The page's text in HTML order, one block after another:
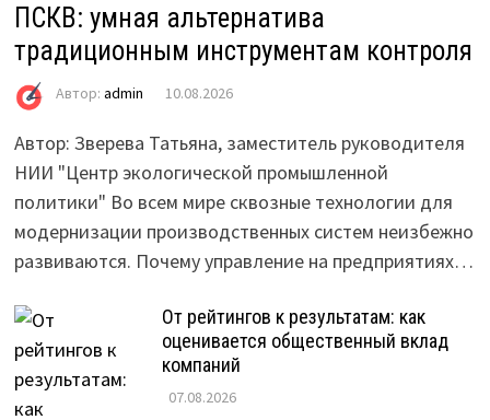
ПСКВ: умная альтернатива
традиционным инструментам контроля
Автор: admin 10.08.2026
Автор: Зверева Татьяна, заместитель руководителя
НИИ "Центр экологической промышленной
политики" Во всем мире сквозные технологии для
модернизации производственных систем неизбежно
развиваются. Почему управление на предприятиях…
От рейтингов к результатам: как
оценивается общественный вклад
компаний
07.08.2026